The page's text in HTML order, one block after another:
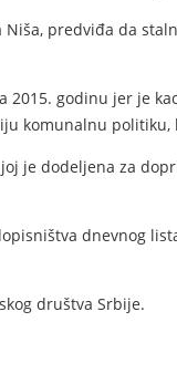
predviđa da
godinu jer je
komunalnu
je dodeljena za
dnevnog
društva Srbije.